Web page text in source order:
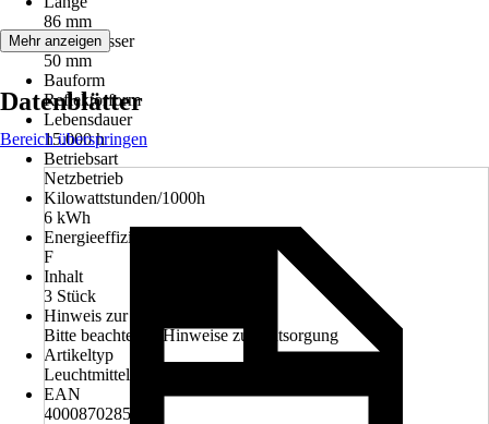
86 mm
Durchmesser
50 mm
Bauform
Reflektorform
Lebensdauer
15.000 h
Betriebsart
Netzbetrieb
Kilowattstunden/1000h
6 kWh
Energieeffizienzklasse
F
Inhalt
3 Stück
Hinweis zur Entsorgung
Bitte beachte die Hinweise zur Entsorgung
Artikeltyp
Leuchtmittel
EAN
4000870285800
Mehr anzeigen
Datenblätter
Bereich überspringen